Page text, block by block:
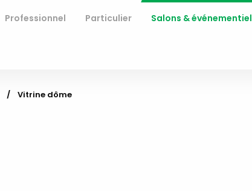
Professionnel Particulier Salons & événementiel
Current:
Vitrine dôme